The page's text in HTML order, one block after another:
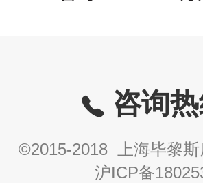
咨询热
©2015-2018 上海毕黎
沪ICP备